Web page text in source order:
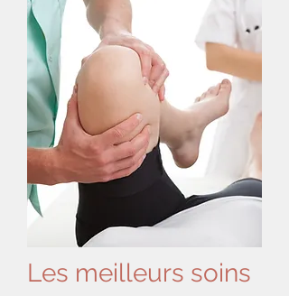
Les meilleurs soins